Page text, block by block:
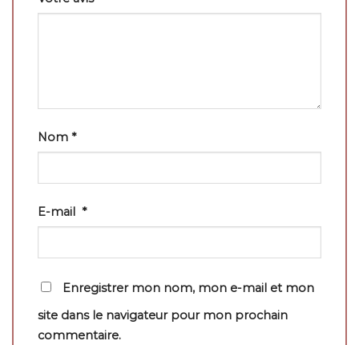
Nom *
E-mail *
Enregistrer mon nom, mon e-mail et mon
site dans le navigateur pour mon prochain
commentaire.